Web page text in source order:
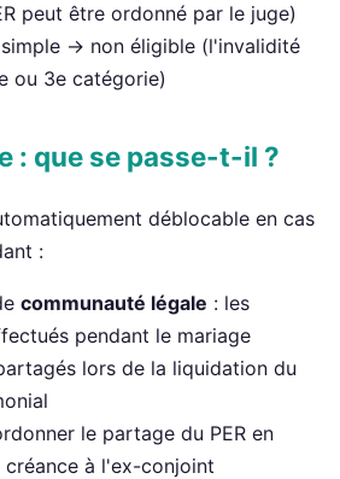
peut être ordonné par le juge)
→ non éligible (l'invalidité
ou 3e catégorie)
: que se passe-t-il ?
déblocable en cas
:
communauté légale : les
pendant le mariage
lors de la liquidation du
le partage du PER en
à l'ex-conjoint